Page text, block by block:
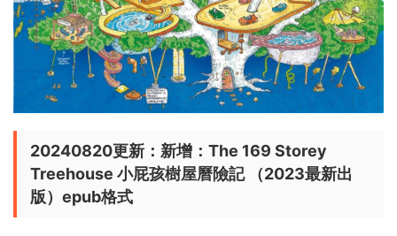
20240820更新：新增：The 169 Storey
Treehouse 小屁孩樹屋曆險記 （2023最新出
版）epub格式